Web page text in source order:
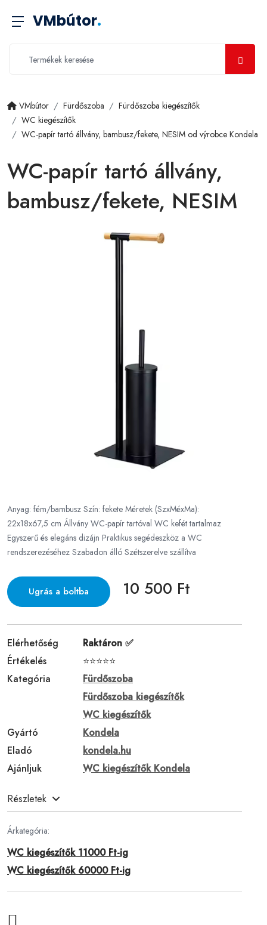
VMbútor.
VMbútor Fürdőszoba
Fürdőszoba kiegészítők
WC kiegészítők
WC-papír tartó állvány, bambusz/fekete, NESIM od výrobce Kondela
WC-papír tartó állvány,
bambusz/fekete, NESIM
Anyag: fém/bambusz Szín: fekete Méretek (SzxMéxMa):
22x18x67,5 cm Állvány WC-papír tartóval WC kefét tartalmaz
Egyszerű és elegáns dizájn Praktikus segédeszköz a WC
rendszerezéséhez Szabadon álló Szétszerelve szállítva
Ugrás a boltba 10 500 Ft
Elérhetőség
Raktáron ✅
Értékelés
⭐⭐⭐⭐⭐
Kategória
Fürdőszoba
Fürdőszoba kiegészítők
WC kiegészítők
Gyártó
Kondela
Eladó
kondela.hu
Ajánljuk
WC kiegészítők Kondela
Részletek
Árkategória:
WC kiegészítők 11000 Ft-ig
WC kiegészítők 60000 Ft-ig